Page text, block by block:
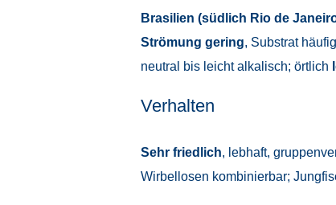
Brasilien (südlich Rio de
Strömung gering, Substrat
neutral bis leicht alkalisch; örtlich
Verhalten
Sehr friedlich, lebhaft,
Wirbellosen kombinierbar;